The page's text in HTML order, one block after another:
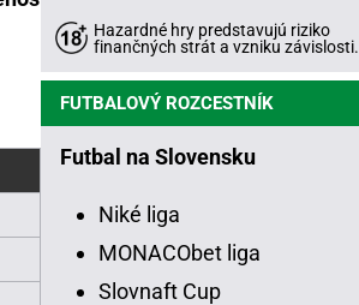
Hazardné hry predstavujú riziko
finančných strát a vzniku závislosti.
FUTBALOVÝ ROZCESTNÍK
Futbal na Slovensku
Niké liga
MONACObet liga
Slovnaft Cup